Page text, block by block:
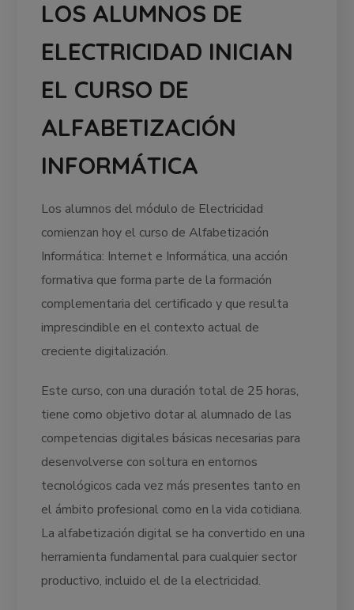
LOS ALUMNOS DE
ELECTRICIDAD INICIAN
EL CURSO DE
ALFABETIZACIÓN
INFORMÁTICA
Los alumnos del módulo de Electricidad
comienzan hoy el curso de Alfabetización
Informática: Internet e Informática, una acción
formativa que forma parte de la formación
complementaria del certificado y que resulta
imprescindible en el contexto actual de
creciente digitalización.
Este curso, con una duración total de 25 horas,
tiene como objetivo dotar al alumnado de las
competencias digitales básicas necesarias para
desenvolverse con soltura en entornos
tecnológicos cada vez más presentes tanto en
el ámbito profesional como en la vida cotidiana.
La alfabetización digital se ha convertido en una
herramienta fundamental para cualquier sector
productivo, incluido el de la electricidad.